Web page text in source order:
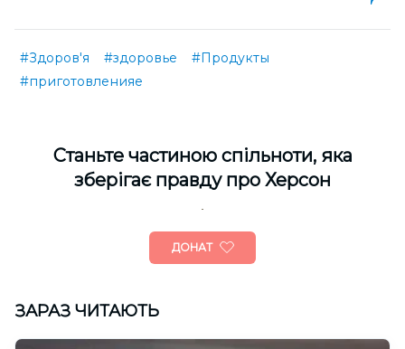
#Здоров'я #здоровье
#Продукты
#приготовленияе
Cтаньте частиною спільноти, яка
зберігає правду про Херсон
ДОНАТ
ЗАРАЗ ЧИТАЮТЬ